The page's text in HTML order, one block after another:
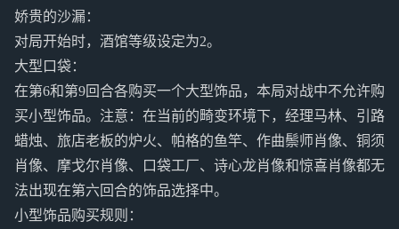
娇贵的沙漏：
对局开始时，酒馆等级设定为2。
大型口袋：
在第6和第9回合各购买一个大型饰品，本局对战中不允许购
买小型饰品。注意：在当前的畸变环境下，经理马林、引路
蜡烛、旅店老板的炉火、帕格的鱼竿、作曲鬃师肖像、铜须
肖像、摩戈尔肖像、口袋工厂、诗心龙肖像和惊喜肖像都无
法出现在第六回合的饰品选择中。
小型饰品购买规则：